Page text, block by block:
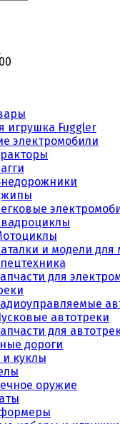
игрушка Fuggler
электромобили
и модели
для
автотреки
для
дороги
куклы
оружие